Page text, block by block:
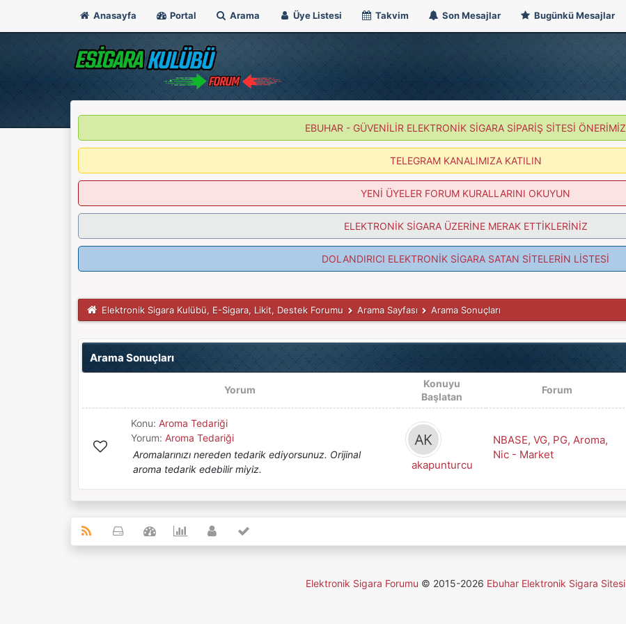
Anasayfa Portal Arama Üye Listesi Takvim Son Mesajlar Bugünkü Mesajlar
EBUHAR - GÜVENİLİR ELEKTRONİK SİGARA SİPARİŞ SİTESİ ÖNERİMİZ
TELEGRAM KANALIMIZA KATILIN
YENİ ÜYELER FORUM KURALLARINI OKUYUN
ELEKTRONİK SİGARA ÜZERİNE MERAK ETTİKLERİNİZ
DOLANDIRICI ELEKTRONİK SİGARA SATAN SİTELERİN LİSTESİ
Elektronik Sigara Kulübü, E-Sigara, Likit, Destek Forumu Arama Sayfası Arama Sonuçları
Arama Sonuçları
Yorum
Konuyu
Başlatan
Forum
Konu: Aroma Tedariği
Yorum: Aroma Tedariği
Aromalarınızı nereden tedarik ediyorsunuz. Orijinal
aroma tedarik edebilir miyiz.
akapunturcu
NBASE, VG, PG, Aroma,
Nic - Market
Elektronik Sigara Forumu © 2015-2026 Ebuhar Elektronik Sigara Sitesi